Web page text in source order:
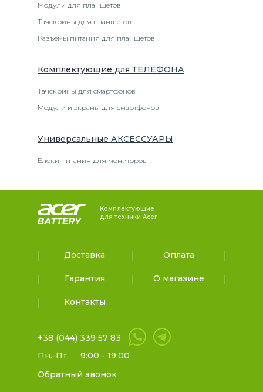
Модули для планшетов
Тачскрины для планшетов
Разъемы питания для планшетов
Комплектующие для ТЕЛЕФОНА
Тачскрины для смартфонов
Модули и экраны для смартфонов
Универсальные АКСЕССУАРЫ
Блоки питания для мониторов
Комплектующие
для техники Acer
Доставка Оплата
Гарантия О магазине
Контакты
+38 (044) 339 57 83
Пн.-Пт.
9:00 - 19:00
Обратный звонок